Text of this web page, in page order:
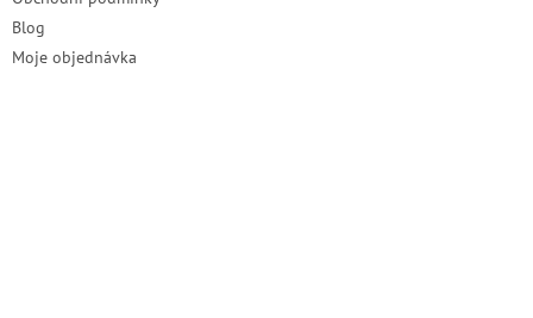
Blog
Moje objednávka